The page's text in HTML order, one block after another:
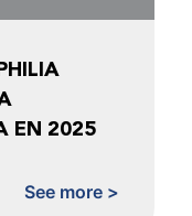
EN 2025
See more >